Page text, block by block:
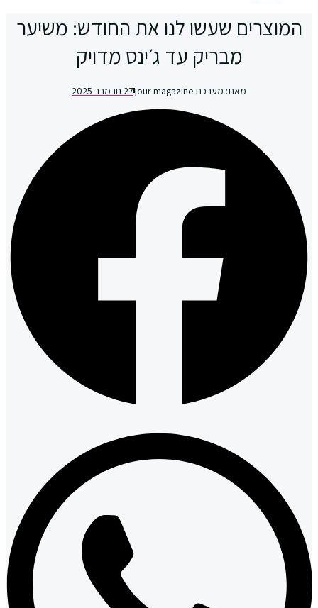
המוצרים שעשו לנו את החודש: משיער
מבריק עד ג׳ינס מדויק
מאת: מערכת jour magazine 27 נובמבר 2025